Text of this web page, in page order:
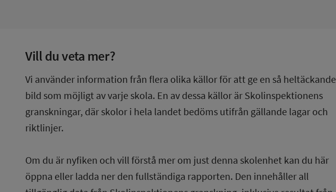
Vill du veta mer?
Vi använder information från flera olika källor för att ge en så heltäckande
bild som möjligt av varje skola. En av dessa källor är Skolinspektionens
granskningar, där skolor i hela landet bedöms utifrån gällande lagar och
riktlinjer.
Om du är nyfiken och vill förstå mer om just denna skolenhet kan du här
öppna eller ladda ner den fullständiga rapporten. Den innehåller all